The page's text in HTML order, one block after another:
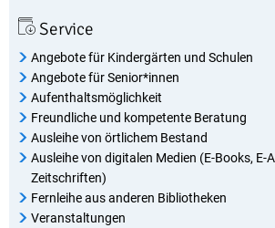
Service
Angebote für Kindergärten und Schulen
Angebote für Senior*innen
Aufenthaltsmöglichkeit
Freundliche und kompetente Beratung
Ausleihe von örtlichem Bestand
Ausleihe von digitalen Medien (E-Books, E-
Zeitschriften)
Fernleihe aus anderen Bibliotheken
Veranstaltungen